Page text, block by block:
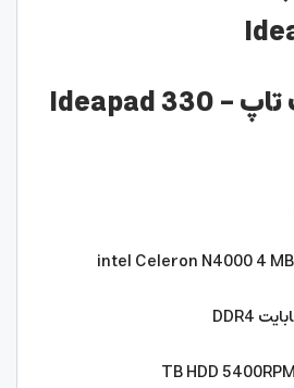
مشخصات لپ تاپ Ideapad 330 –